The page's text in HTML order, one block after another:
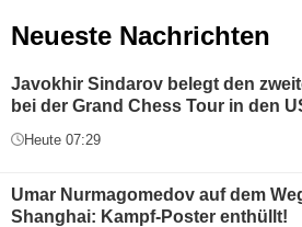
Neueste Nachrichten
Javokhir Sindarov belegt den
bei der Grand Chess Tour in den
Heute 07:29
Umar Nurmagomedov auf dem
Shanghai: Kampf-Poster enthüllt!